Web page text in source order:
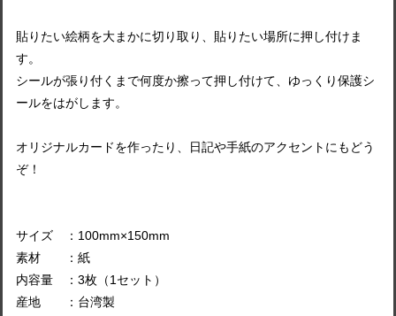
貼りたい絵柄を大まかに切り取り、貼りたい場所に押し付けま
す。
シールが張り付くまで何度か擦って押し付けて、ゆっくり保護シ
ールをはがします。
オリジナルカードを作ったり、日記や手紙のアクセントにもどう
ぞ！
サイズ ：100mm×150mm
素材 ：紙
内容量 ：3枚（1セット）
産地 ：台湾製